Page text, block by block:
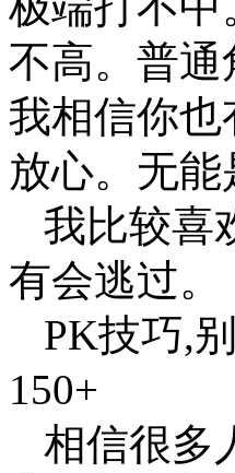
不高。普通
我相信你也
放心。无
我比较喜
有会逃过。
PK技巧,
150+
相信很多